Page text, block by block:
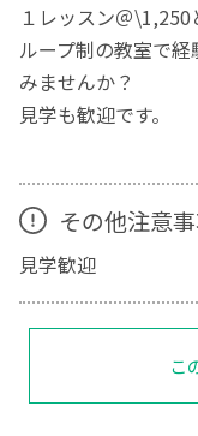
１レッスン＠
ループ制の教室で
みませんか？
見学も歓迎です。
その他注意
見学歓迎
こ